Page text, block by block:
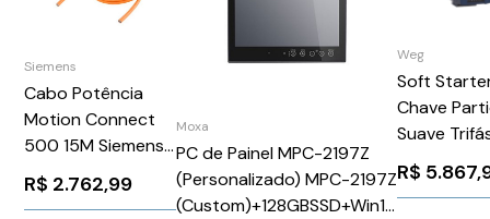
Siemens
Cabo Potência
Motion Connect
500 15M Siemens
6FX50081BB511BF0
R$ 2.762,99
Moxa
PC de Painel MPC-2197Z
(Personalizado) MPC-2197Z
(Custom)+128GBSSD+Win10
Weg
Soft
Chave
Suave
220-575V
110-220V
R$